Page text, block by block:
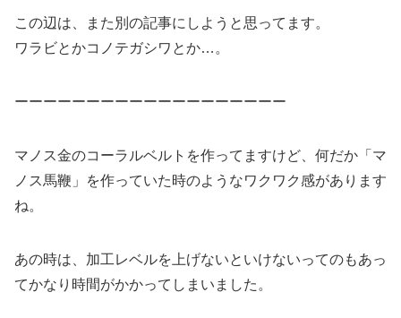
この辺は、また別の記事にしようと思ってます。
ワラビとかコノテガシワとか…。
ーーーーーーーーーーーーーーーーーーー
マノス金のコーラルベルトを作ってますけど、何だか「マ
ノス馬鞭」を作っていた時のようなワクワク感があります
ね。
あの時は、加工レベルを上げないといけないってのもあっ
てかなり時間がかかってしまいました。